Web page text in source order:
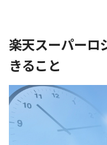
楽天スーパーロ
きること